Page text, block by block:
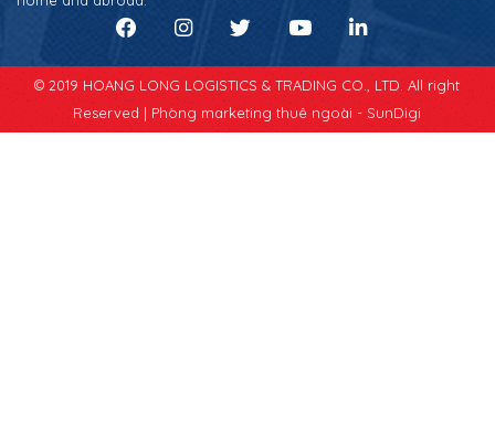
© 2019 HOANG LONG LOGISTICS & TRADING CO., LTD. All right
Reserved | Phòng marketing thuê ngoài - SunDigi